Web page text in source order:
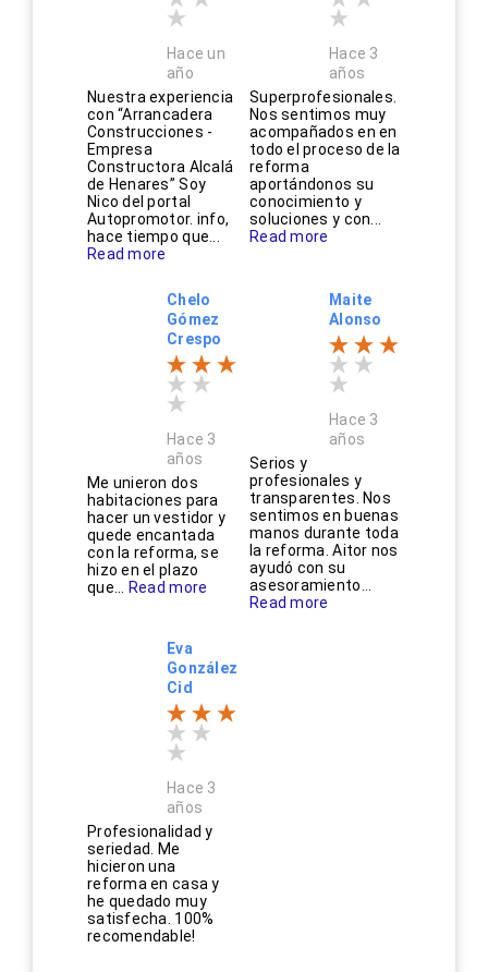
Hace un
año
Nuestra experiencia
con “Arrancadera
Construcciones -
Empresa
Constructora Alcalá
de Henares” Soy
Nico del portal
Autopromotor. info,
hace tiempo que...
Read more
Hace 3
años
Superprofesionales.
Nos sentimos muy
acompañados en en
todo el proceso de la
reforma
aportándonos su
conocimiento y
soluciones y con...
Read more
Chelo
Gómez
Crespo
Hace 3
años
Me unieron dos
habitaciones para
hacer un vestidor y
quede encantada
con la reforma, se
hizo en el plazo
que...
Read more
Maite
Alonso
Hace 3
años
Serios y
profesionales y
transparentes. Nos
sentimos en buenas
manos durante toda
la reforma. Aitor nos
ayudó con su
asesoramiento...
Read more
Eva
González
Cid
Hace 3
años
Profesionalidad y
seriedad. Me
hicieron una
reforma en casa y
he quedado muy
satisfecha. 100%
recomendable!